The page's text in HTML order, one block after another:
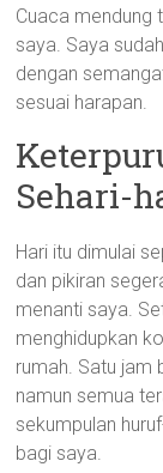
Cuaca mendung
saya. Saya
dengan
sesuai harapan.
Sehari-
Hari itu dimulai
dan pikiran
menanti saya.
menghidupkan
rumah. Satu jam
namun semua
sekumpulan
bagi saya.